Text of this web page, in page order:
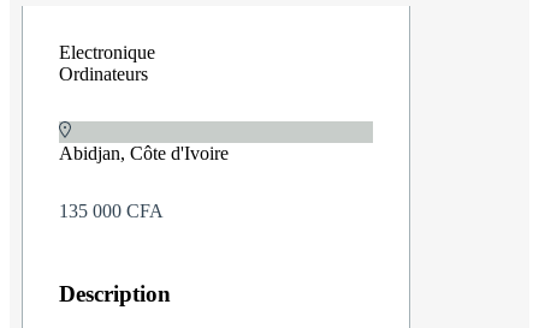
Electronique
Ordinateurs
Abidjan, Côte d'Ivoire
135 000 CFA
Description